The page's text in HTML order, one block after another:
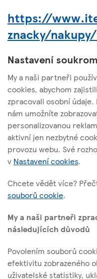
https://
znacky/
Tesco Stores ČR, a. s.
Vršovická 1527/68b; 100 00
O těchto stránkách
Užitečné odkazy
Sledujte nás
Nastavení
My a naši partneři
cookies, abychom
zpracovali osobní
nám umožníte
personalizovanou
aktivní jen nezbytné
provozu webu. Své
v Nastavení cookies.
Chcete vědět více?
souborů cookie.
My a naši partneři
následujících důvodů
Povolením souborů
efektivitu zobrazeného
uživatelské statistiky,